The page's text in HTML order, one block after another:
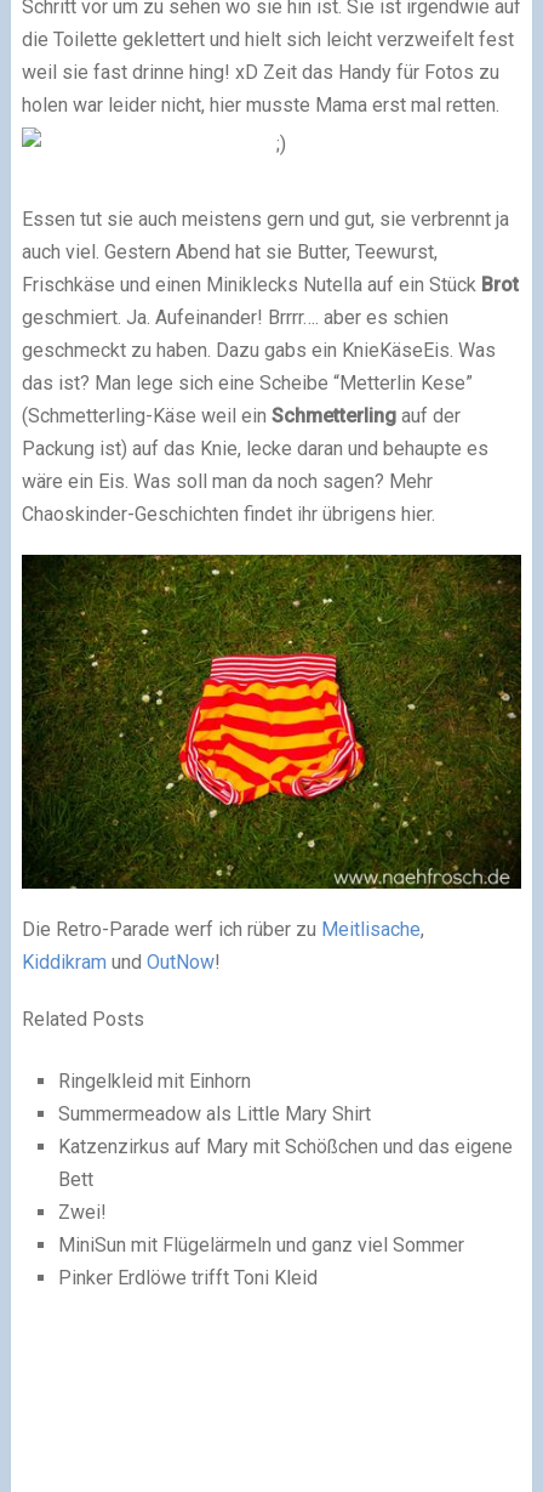
Schritt vor um zu sehen wo sie hin ist. Sie ist irgendwie auf
die Toilette geklettert und hielt sich leicht verzweifelt fest
weil sie fast drinne hing! xD Zeit das Handy für Fotos zu
holen war leider nicht, hier musste Mama erst mal retten.
Essen tut sie auch meistens gern und gut, sie verbrennt ja
auch viel. Gestern Abend hat sie Butter, Teewurst,
Frischkäse und einen Miniklecks Nutella auf ein Stück Brot
geschmiert. Ja. Aufeinander! Brrrr…. aber es schien
geschmeckt zu haben. Dazu gabs ein KnieKäseEis. Was
das ist? Man lege sich eine Scheibe “Metterlin Kese”
(Schmetterling-Käse weil ein Schmetterlingauf der
Packung ist) auf das Knie, lecke daran und behaupte es
wäre ein Eis. Was soll man da noch sagen? Mehr
Chaoskinder-Geschichten findet ihr übrigens hier.
Die Retro-Parade werf ich rüber zu Meitlisache,
Kiddikram und OutNow!
Related Posts
Ringelkleid mit Einhorn
Summermeadow als Little Mary Shirt
Katzenzirkus auf Mary mit Schößchen und das eigene
Bett
Zwei!
MiniSun mit Flügelärmeln und ganz viel Sommer
Pinker Erdlöwe trifft Toni Kleid